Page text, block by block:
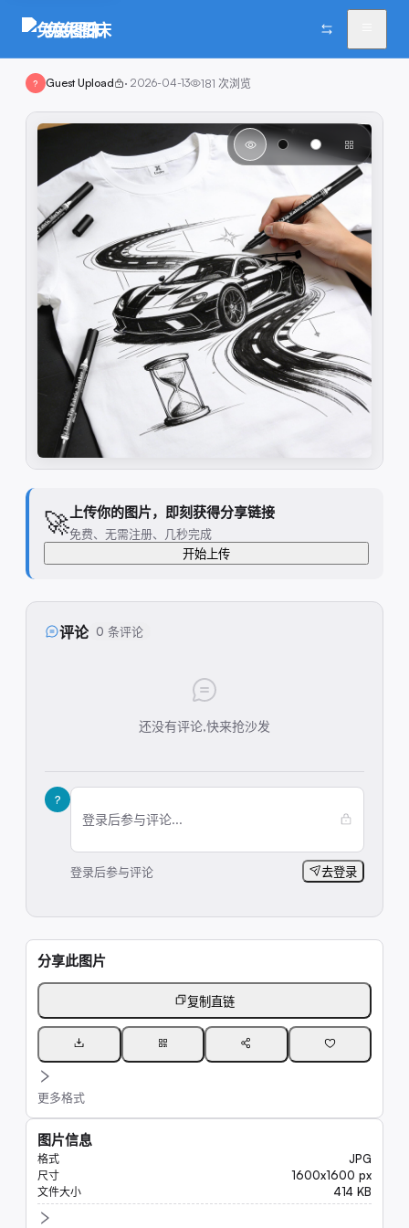
兔兔图床
? Guest Upload · 2026-04-13 181 次浏览
🚀上传你的图片，即刻获得分享链接
免费、无需注册、几秒完成
开始上传
评论 0 条评论
还没有评论,快来抢沙发
?
登录后参与评论...
登录后参与评论 去登录
分享此图片
复制直链
更多格式
图片信息
格式 JPG
尺寸 1600x1600 px
文件大小 414 KB